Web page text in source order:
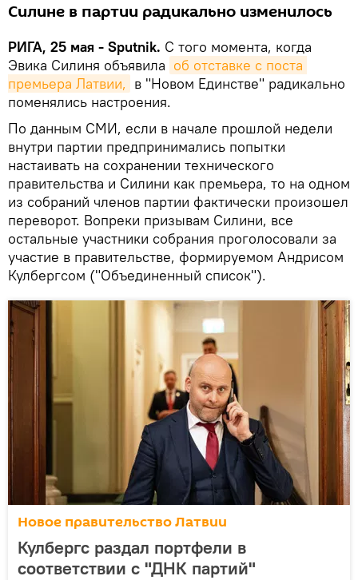
Силине в партии радикально изменилось
РИГА, 25 мая - Sputnik. С того момента, когда
Эвика Силиня объявила об отставке с поста
премьера Латвии, в "Новом Единстве" радикально
поменялись настроения.
По данным СМИ, если в начале прошлой недели
внутри партии предпринимались попытки
настаивать на сохранении технического
правительства и Силини как премьера, то на одном
из собраний членов партии фактически произошел
переворот. Вопреки призывам Силини, все
остальные участники собрания проголосовали за
участие в правительстве, формируемом Андрисом
Кулбергсом ("Объединенный список").
Новое правительство Латвии
Кулбергс раздал портфели в
соответствии с "ДНК партий"